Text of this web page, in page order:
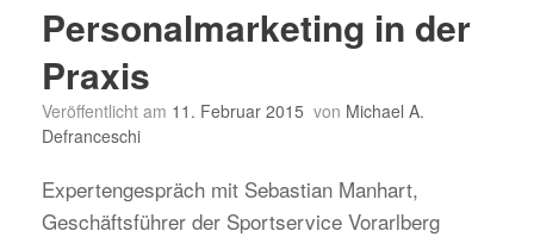
Personalmarketing in der
Praxis
Veröffentlicht am 11. Februar 2015 von Michael A.
Defranceschi
Expertengespräch mit Sebastian Manhart,
Geschäftsführer der Sportservice Vorarlberg